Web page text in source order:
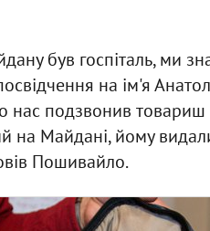
був госпіталь, ми
на ім'я
нас подзвонив
на Майдані, йому
Пошивайло.